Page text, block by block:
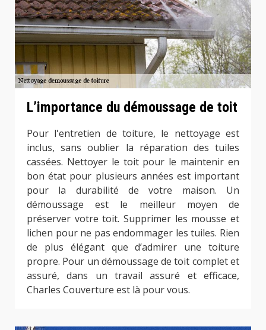
L’importance du démoussage de toit
Pour l'entretien de toiture, le nettoyage est
inclus, sans oublier la réparation des tuiles
cassées. Nettoyer le toit pour le maintenir en
bon état pour plusieurs années est important
pour la durabilité de votre maison. Un
démoussage est le meilleur moyen de
préserver votre toit. Supprimer les mousse et
lichen pour ne pas endommager les tuiles. Rien
de plus élégant que d’admirer une toiture
propre. Pour un démoussage de toit complet et
assuré, dans un travail assuré et efficace,
Charles Couverture est là pour vous.